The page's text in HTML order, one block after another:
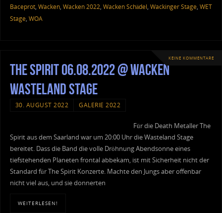
Baceprot, Wacken, Wacken 2022, Wacken Schädel, Wackinger Stage, WET
Stage, WOA
KEINE KOMMENTARE
The Spirit 06.08.2022 @ Wacken
Wasteland Stage
30. AUGUST 2022 GALERIE 2022
Für die Death Metaller The
Spirit aus dem Saarland war um 20:00 Uhr die Wasteland Stage
bereitet. Dass die Band die volle Dröhnung Abendsonne eines
tiefstehenden Planeten frontal abbekam, ist mit Sicherheit nicht der
Standard für The Spirit Konzerte. Machte den Jungs aber offenbar
nicht viel aus, und sie donnerten
WEITERLESEN!